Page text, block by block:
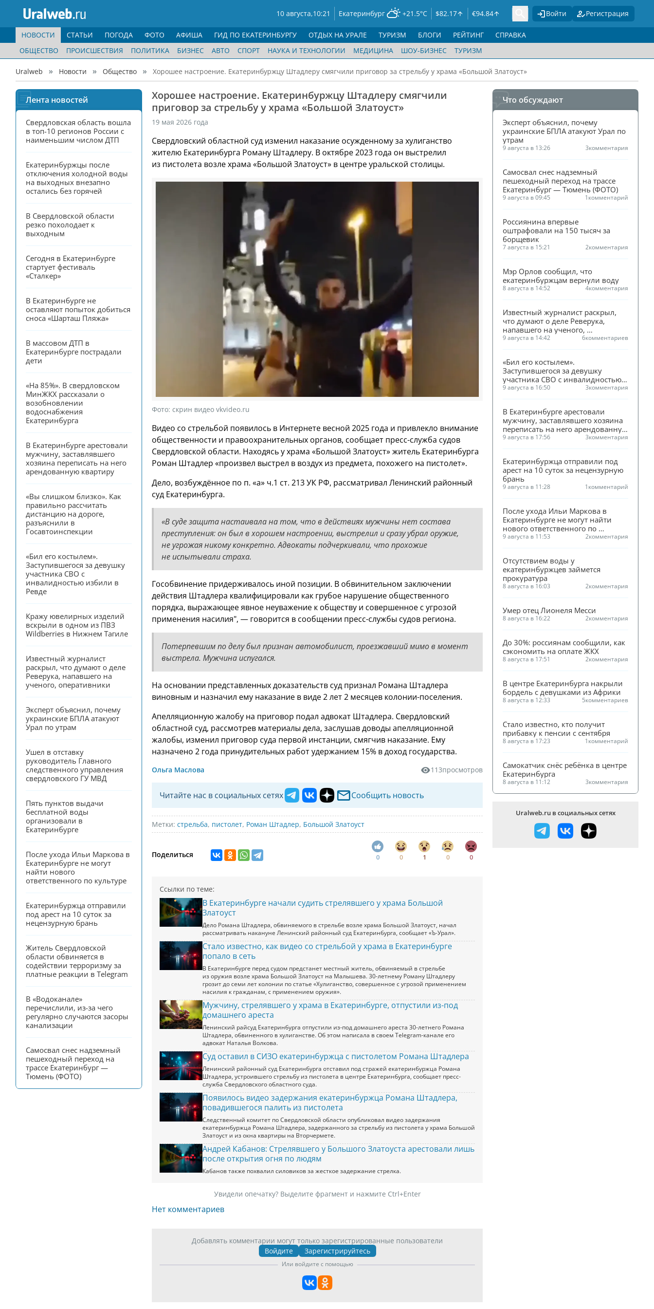
10 августа,10:21 Екатеринбург +21.5°C $82.17 €94.84 Войти Регистрация
НОВОСТИ
ОБЩЕСТВО
ПРОИСШЕСТВИЯ ПОЛИТИКА БИЗНЕС АВТО СПОРТ НАУКА И ТЕХНОЛОГИИ МЕДИЦИНА ШОУ-БИЗНЕС ТУРИЗМ
СТАТЬИ ПОГОДА ФОТО АФИША ГИД ПО ЕКАТЕРИНБУРГУ ОТДЫХ НА УРАЛЕ ТУРИЗМ БЛОГИ РЕЙТИНГ СПРАВКА
Uralweb Новости Общество Хорошее настроение. Екатеринбуржцу Штадлеру смягчили приговор за стрельбу у храма «Большой Златоуст»
Лента новостей
Свердловская область вошла
в топ-10 регионов России с
наименьшим числом ДТП
Екатеринбуржцы после
отключения холодной воды
на выходных внезапно
остались без горячей
В Свердловской области
резко похолодает к
выходным
Сегодня в Екатеринбурге
стартует фестиваль
«Сталкер»
В Екатеринбурге не
оставляют попыток добиться
сноса «Шарташ Пляжа»
В массовом ДТП в
Екатеринбурге пострадали
дети
«На 85%». В свердловском
МинЖКХ рассказали о
возобновлении
водоснабжения
Екатеринбурга
В Екатеринбурге арестовали
мужчину, заставлявшего
хозяина переписать на него
арендованную квартиру
«Вы слишком близко». Как
правильно рассчитать
дистанцию на дороге,
разъяснили в
Госавтоинспекции
«Бил его костылем».
Заступившегося за девушку
участника СВО с
инвалидностью избили в
Ревде
Кражу ювелирных изделий
вскрыли в одном из ПВЗ
Wildberries в Нижнем Тагиле
Известный журналист
раскрыл, что думают о деле
Реверука, напавшего на
ученого, оперативники
Эксперт объяснил, почему
украинские БПЛА атакуют
Урал по утрам
Ушел в отставку
руководитель Главного
следственного управления
свердловского ГУ МВД
Пять пунктов выдачи
бесплатной воды
организовали в
Екатеринбурге
После ухода Ильи Маркова в
Екатеринбурге не могут
найти нового
ответственного по культуре
Екатеринбуржца отправили
под арест на 10 суток за
нецензурную брань
Житель Свердловской
области обвиняется в
содействии терроризму за
платные реакции в Telegram
В «Водоканале»
перечислили, из-за чего
регулярно случаются засоры
канализации
Самосвал снес надземный
пешеходный переход на
трассе Екатеринбург —
Тюмень (ФОТО)
Хорошее настроение. Екатеринбуржцу Штадлеру смягчили
приговор за стрельбу у храма «Большой Златоуст»
19 мая 2026 года
Свердловский областной суд изменил наказание осужденному за хулиганство
жителю Екатеринбурга Роману Штадлеру. В октябре 2023 года он выстрелил
из пистолета возле храма «Большой Златоуст» в центре уральской столицы.
Фото: скрин видео vkvideo.ru
Видео со стрельбой появилось в Интернете весной 2025 года и привлекло внимание
общественности и правоохранительных органов, сообщает пресс-служба судов
Свердловской области. Находясь у храма «Большой Златоуст» житель Екатеринбурга
Роман Штадлер «произвел выстрел в воздух из предмета, похожего на пистолет».
Дело, возбуждённое по п. «а» ч.1 ст. 213 УК РФ, рассматривал Ленинский районный
суд Екатеринбурга.
«В суде защита настаивала на том, что в действиях мужчины нет состава
преступления: он был в хорошем настроении, выстрелил и сразу убрал оружие,
не угрожая никому конкретно. Адвокаты подчеркивали, что прохожие
не испытывали страха.
Гособвинение придерживалось иной позиции. В обвинительном заключении
действия Штадлера квалифицировали как грубое нарушение общественного
порядка, выражающее явное неуважение к обществу и совершенное с угрозой
применения насилия", — говорится в сообщении пресс-службы судов региона.
Потерпевшим по делу был признан автомобилист, проезжавший мимо в момент
выстрела. Мужчина испугался.
На основании представленных доказательств суд признал Романа Штадлера
виновным и назначил ему наказание в виде 2 лет 2 месяцев колонии-поселения.
Апелляционную жалобу на приговор подал адвокат Штадлера. Свердловский
областной суд, рассмотрев материалы дела, заслушав доводы апелляционной
жалобы, изменил приговор суда первой инстанции, смягчив наказание. Ему
назначено 2 года принудительных работ удержанием 15% в доход государства.
Ольга Маслова 113просмотров
Читайте нас в социальных сетях Сообщить новость
Метки: стрельба, пистолет, Роман Штадлер, Большой Златоуст
Поделиться 0 0 1 0 0
Ссылки по теме:
В Екатеринбурге начали судить стрелявшего у храма Большой
Златоуст
Дело Романа Штадлера, обвиняемого в стрельбе возле храма Большой Златоуст, начал
рассматривать накануне Ленинский районный суд Екатеринбурга, сообщает «Ъ-Урал».
Стало известно, как видео со стрельбой у храма в Екатеринбурге
попало в сеть
В Екатеринбурге перед судом предстанет местный житель, обвиняемый в стрельбе
из оружия возле храма Большой Златоуст на Малышева. 30-летнему Роману Штадлеру
грозит до семи лет колонии по статье «Хулиганство, совершенное с угрозой применением
насилия к гражданам, с применением оружия».
Мужчину, стрелявшего у храма в Екатеринбурге, отпустили из-под
домашнего ареста
Ленинский райсуд Екатеринбурга отпустили из-под домашнего ареста 30-летнего Романа
Штадлера, обвиненного в хулиганстве. Об этом написала в своем Telegram-канале его
адвокат Наталья Волкова.
Суд оставил в СИЗО екатеринбуржца с пистолетом Романа Штадлера
Ленинский районный суд Екатеринбурга отставил под стражей екатеринбуржца Романа
Штадлера, устроившего стрельбу из пистолета в центре Екатеринбурга, сообщает пресс-
служба Свердловского областного суда.
Появилось видео задержания екатеринбуржца Романа Штадлера,
повадившегося палить из пистолета
Следственный комитет по Свердловской области опубликовал видео задержания
екатеринбуржца Романа Штадлера, задержанного за стрельбу из пистолета у храма Большой
Златоуст и из окна квартиры на Вторчермете.
Андрей Кабанов: Стрелявшего у Большого Златоуста арестовали лишь
после открытия огня по людям
Кабанов также похвалил силовиков за жесткое задержание стрелка.
Увидели опечатку? Выделите фрагмент и нажмите Ctrl+Enter
Нет комментариев
Добавлять комментарии могут только зарегистрированные пользователи
Войдите
Зарегистрируйтесь
Или войдите с помощью
Что обсуждают
Эксперт объяснил, почему
украинские БПЛА атакуют Урал по
утрам
9 августа в 13:26 3комментария
Самосвал снес надземный
пешеходный переход на трассе
Екатеринбург — Тюмень (ФОТО)
9 августа в 09:45 1комментарий
Россиянина впервые
оштрафовали на 150 тысяч за
борщевик
7 августа в 15:21 2комментария
Мэр Орлов сообщил, что
екатеринбуржцам вернули воду
8 августа в 14:52 4комментария
Известный журналист раскрыл,
что думают о деле Реверука,
напавшего на ученого,
оперативники
9 августа в 14:42 6комментариев
«Бил его костылем».
Заступившегося за девушку
участника СВО с инвалидностью
избили в Ревде
9 августа в 16:50 3комментария
В Екатеринбурге арестовали
мужчину, заставлявшего хозяина
переписать на него арендованную
квартиру
9 августа в 17:56 3комментария
Екатеринбуржца отправили под
арест на 10 суток за нецензурную
брань
9 августа в 11:28 1комментарий
После ухода Ильи Маркова в
Екатеринбурге не могут найти
нового ответственного по
культуре
9 августа в 11:53 2комментария
Отсутствием воды у
екатеринбуржцев займется
прокуратура
8 августа в 16:03 2комментария
Умер отец Лионеля Месси
8 августа в 16:22 2комментария
До 30%: россиянам сообщили, как
сэкономить на оплате ЖКХ
8 августа в 17:51 2комментария
В центре Екатеринбурга накрыли
бордель с девушками из Африки
8 августа в 12:33 5комментариев
Стало известно, кто получит
прибавку к пенсии с сентября
8 августа в 17:23 1комментарий
Самокатчик снёс ребёнка в центре
Екатеринбурга
8 августа в 11:12 3комментария
Uralweb.ru в социальных сетях